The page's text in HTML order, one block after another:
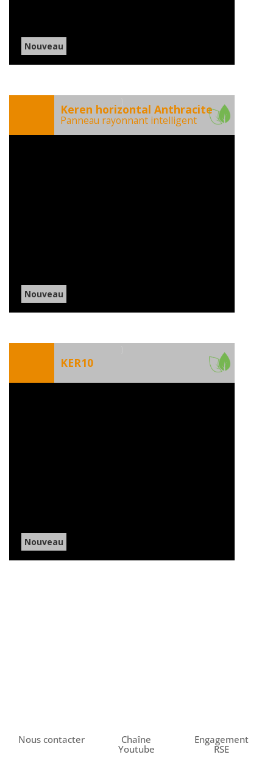
Nouveau
Keren horizontal Anthracite
Panneau rayonnant intelligent
Nouveau
KER10
Nouveau
Nous contacter
Chaîne
Youtube
Engagement
RSE